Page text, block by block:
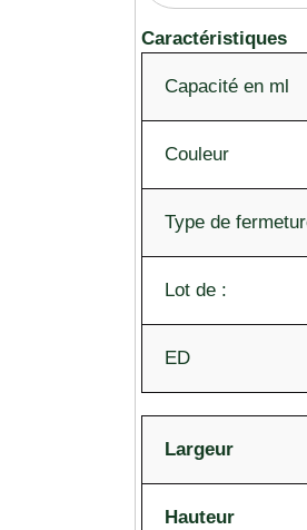
Caractéristiques
Capacité en ml
Couleur
Type de
Lot de :
ED
Largeur
Hauteur